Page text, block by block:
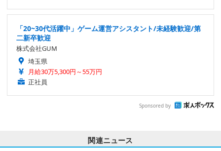
「20~30代活躍中」ゲーム運営アシスタント/未経験歓迎/第
二新卒歓迎
株式会社GUM
埼玉県
月給30万5,300円～55万円
正社員
Sponsored by
関連ニュース